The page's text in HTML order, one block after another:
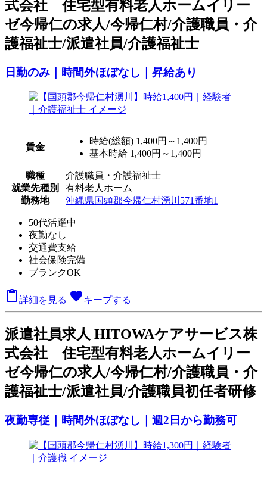
式会社 住宅型有料老人ホームイリー
ゼ今帰仁の求人/今帰仁村/介護職員・介
護福祉士/派遣社員/介護福祉士
日勤のみ｜時間外ほぼなし｜昇給あり
賃金
時給(総額) 1,400円～1,400円
基本時給 1,400円～1,400円
職種
介護職員・介護福祉士
就業先種別
有料老人ホーム
勤務地
沖縄県国頭郡今帰仁村湧川571番地1
50代活躍中
夜勤なし
交通費支給
社会保険完備
ブランクOK
 詳細を見る favoriteキープする
派遣社員求人 HITOWAケアサービス株
式会社 住宅型有料老人ホームイリー
ゼ今帰仁の求人/今帰仁村/介護職員・介
護福祉士/派遣社員/介護職員初任者研修
夜勤専従｜時間外ほぼなし｜週2日から勤務可